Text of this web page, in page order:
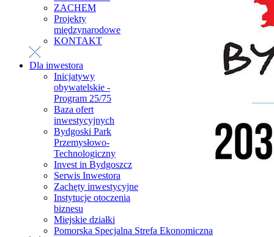
ZACHEM
Projekty
międzynarodowe
KONTAKT
Dla inwestora
Inicjatywy
obywatelskie -
Program 25/75
Baza ofert
inwestycyjnych
Bydgoski Park
Przemysłowo-
Technologiczny
Invest in Bydgoszcz
Serwis Inwestora
Zachęty inwestycyjne
Instytucje otoczenia
biznesu
Miejskie działki
Pomorska Specjalna Strefa Ekonomiczna